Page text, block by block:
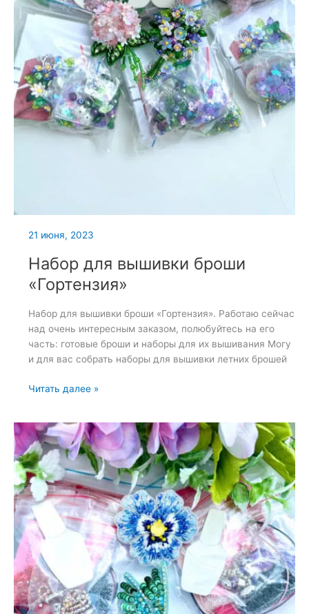
21 июня, 2023
Набор для вышивки броши
«Гортензия»
Набор для вышивки броши «Гортензия». Работаю сейчас
над очень интересным заказом, полюбуйтесь на его
часть: готовые броши и наборы для их вышивания Могу
и для вас собрать наборы для вышивки летних брошей
Набор
броши
«Гортензия»
Читать далее »